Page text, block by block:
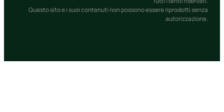
Questo sito e i suoi contenuti non possono essere riprodotti senza
autorizzazione.